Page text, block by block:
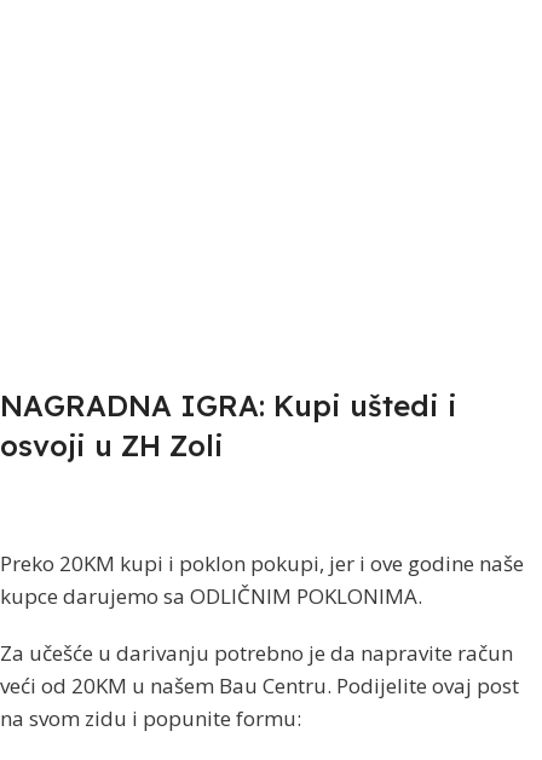
NAGRADNA IGRA: Kupi uštedi i
osvoji u ZH Zoli
Preko 20KM kupi i poklon pokupi, jer i ove godine naše
kupce darujemo sa ODLIČNIM POKLONIMA.
Za učešće u darivanju potrebno je da napravite račun
veći od 20KM u našem Bau Centru. Podijelite ovaj post
na svom zidu i popunite formu: